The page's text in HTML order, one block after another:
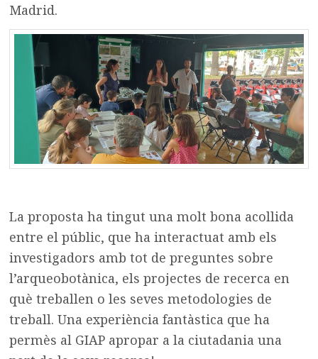
Madrid.
La proposta ha tingut una molt bona acollida
entre el públic, que ha interactuat amb els
investigadors amb tot de preguntes sobre
l’arqueobotànica, els projectes de recerca en
què treballen o les seves metodologies de
treball. Una experiència fantàstica que ha
permès al GIAP apropar a la ciutadania una